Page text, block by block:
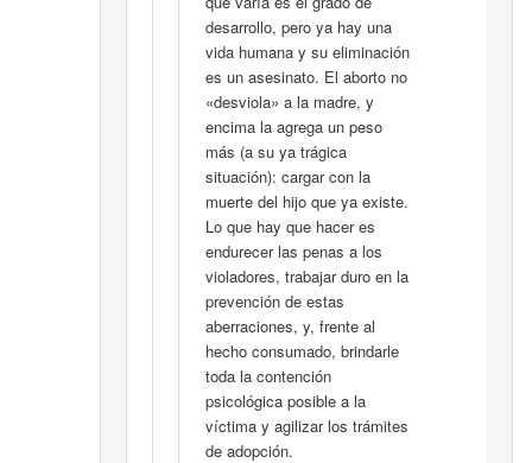
desarrollo, pero ya hay una
vida humana y su eliminación
es un asesinato. El aborto no
«desviola» a la madre, y
encima la agrega un peso
más (a su ya trágica
situación): cargar con la
muerte del hijo que ya existe.
Lo que hay que hacer es
endurecer las penas a los
violadores, trabajar duro en la
prevención de estas
aberraciones, y, frente al
hecho consumado, brindarle
toda la contención
psicológica posible a la
víctima y agilizar los trámites
de adopción.